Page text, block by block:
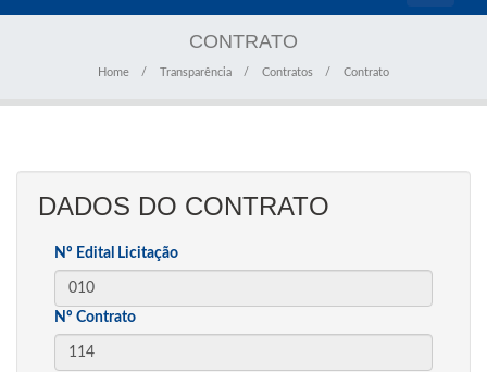
CONTRATO
Home Transparência Contratos Contrato
DADOS DO CONTRATO
Nº Edital Licitação
Nº Contrato